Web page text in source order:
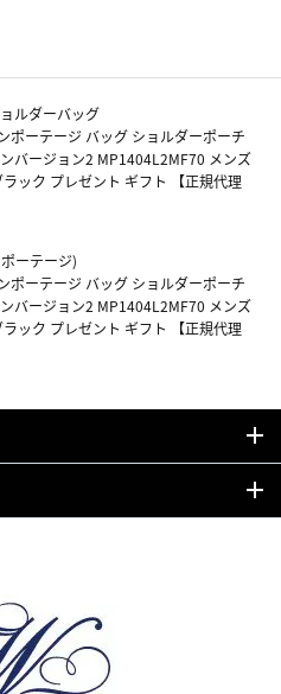
ルダーバッグ
ポーテージ バッグ ショルダーポーチ
バージョン2 MP1404L2MF70 メンズ
ック プレゼント ギフト 【正規代理
ーテージ)
ポーテージ バッグ ショルダーポーチ
バージョン2 MP1404L2MF70 メンズ
ック プレゼント ギフト 【正規代理